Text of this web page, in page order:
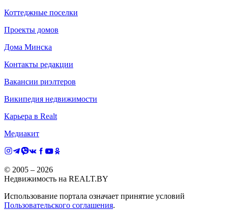
Коттеджные поселки
Проекты домов
Дома Минска
Контакты редакции
Вакансии риэлтеров
Википедия недвижимости
Карьера в Realt
Медиакит
© 2005 – 2026
Недвижимость на REALT.BY
Использование портала означает принятие условий
Пользовательского соглашения.